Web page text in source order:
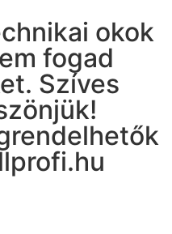
okok
fogad
Szíves